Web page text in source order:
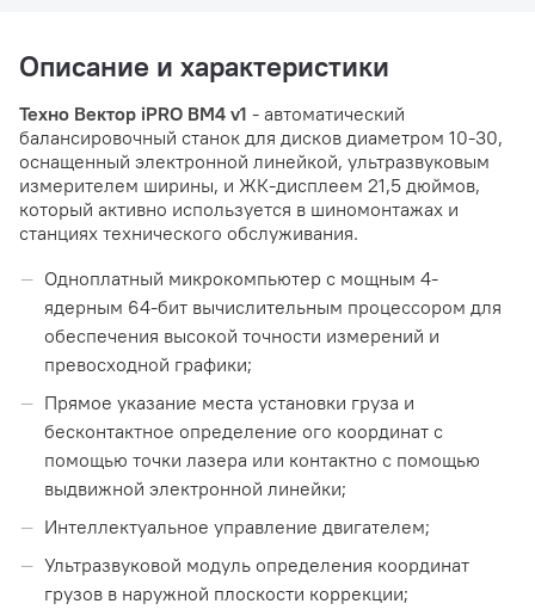
Описание и характеристики
Техно Вектор iPRO BM4 v1 - автоматический
балансировочный станок для дисков диаметром 10-30,
оснащенный электронной линейкой, ультразвуковым
измерителем ширины, и ЖК-дисплеем 21,5 дюймов,
который активно используется в шиномонтажах и
станциях технического обслуживания.
Одноплатный микрокомпьютер с мощным 4-
ядерным 64-бит вычислительным процессором для
обеспечения высокой точности измерений и
превосходной графики;
Прямое указание места установки груза и
бесконтактное определение ого координат с
помощью точки лазера или контактно с помощью
выдвижной электронной линейки;
Интеллектуальное управление двигателем;
Ультразвуковой модуль определения координат
грузов в наружной плоскости коррекции;